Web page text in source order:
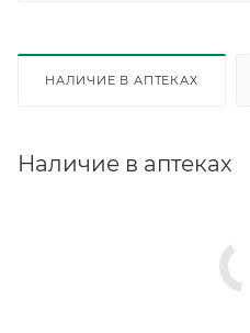
НАЛИЧИЕ В АПТЕКАХ
Наличие в аптеках